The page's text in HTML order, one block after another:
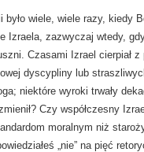
było wiele, wiele razy, kiedy
Izraela, zazwyczaj wtedy,
Czasami Izrael cierpiał z
dyscypliny lub
niektóre wyroki trwały
Czy współczesny
moralnym niż
„nie” na pięć